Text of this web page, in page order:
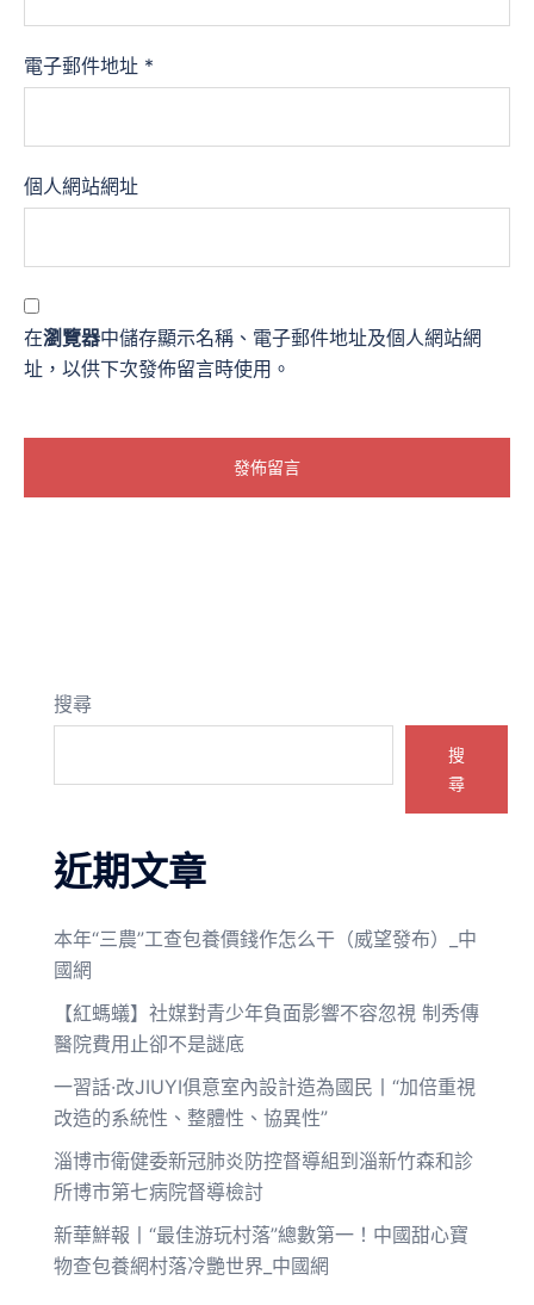
電子郵件地址 *
個人網站網址
在瀏覽器中儲存顯示名稱、電子郵件地址及個人網站網
址，以供下次發佈留言時使用。
搜尋
搜
尋
近期文章
本年“三農”工查包養價錢作怎么干（威望發布）_中
國網
【紅螞蟻】社媒對青少年負面影響不容忽視 制秀傳
醫院費用止卻不是謎底
一習話·改JIUYI俱意室內設計造為國民丨“加倍重視
改造的系統性、整體性、協異性”
淄博市衛健委新冠肺炎防控督導組到淄新竹森和診
所博市第七病院督導檢討
新華鮮報丨“最佳游玩村落”總數第一！中國甜心寶
物查包養網村落冷艷世界_中國網